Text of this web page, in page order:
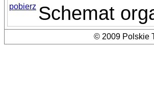
pobierz Schemat
© 2009 Polskie